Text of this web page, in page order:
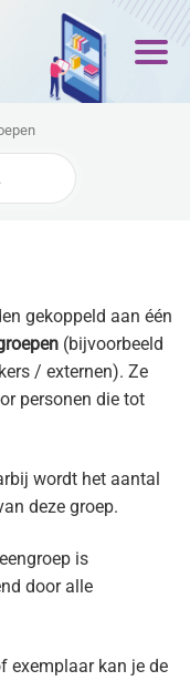
gekoppeld aan één
(bijvoorbeeld
/ externen). Ze
personen die tot
wordt het aantal
deze groep.
is
door alle
exemplaar kan je de